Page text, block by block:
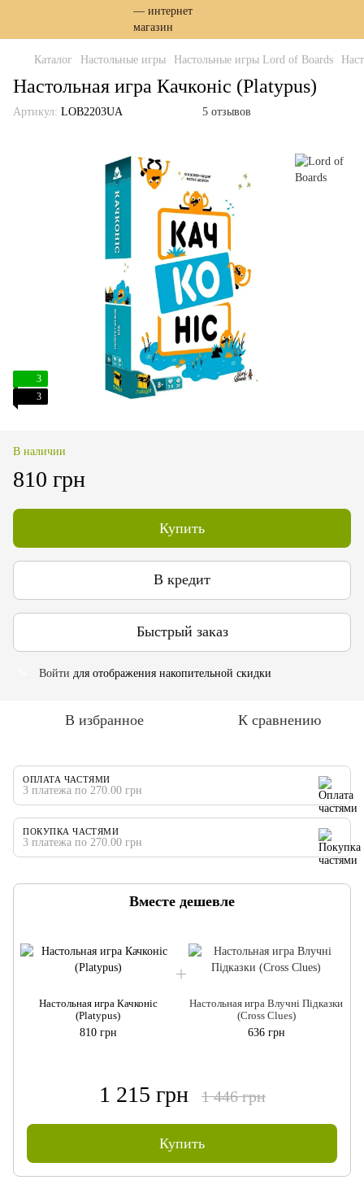
Каталог Настольные игры Настольные игры Lord of Boards
Настольная игра Качконіс (Platypus)
Артикул: LOB2203UA 5 отзывов
3
3
В наличии
810 грн
Купить
В кредит
Быстрый заказ
Войти для отображения накопительной скидки
В избранное К сравнению
ОПЛАТА ЧАСТЯМИ
3 платежа по 270.00 грн
ПОКУПКА ЧАСТЯМИ
3 платежа по 270.00 грн
Вместе дешевле
Настольная игра Качконіс
(Platypus)
810 грн
Настольная игра Влучні Підказки
(Cross Clues)
636 грн
1 215 грн 1 446 грн
Купить